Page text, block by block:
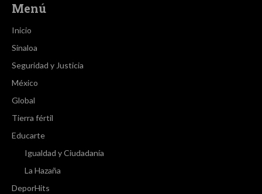
Menú
Inicio
Sinaloa
Seguridad y Justicia
México
Global
Tierra fértil
Educarte
Igualdad y Ciudadanía
La Hazaña
DeporHits